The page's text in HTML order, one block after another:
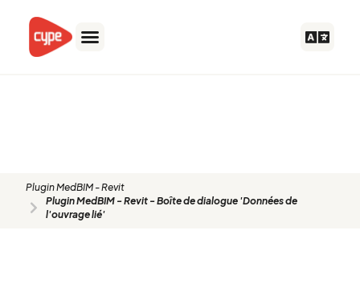
contenu
Plugin MedBIM - Revit
Plugin MedBIM - Revit - Boîte de dialogue 'Données de
l'ouvrage lié'